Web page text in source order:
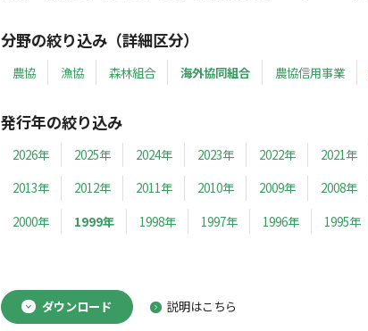
分野の絞り込み（詳細区分）
農協 漁協 森林組合 海外協同組合 農協信用事業
発行年の絞り込み
2026年 2025年 2024年 2023年 2022年 2021年
2013年
2012年 2011年 2010年 2009年 2008年
2000年
1999年 1998年 1997年 1996年 1995年
ダウンロード 説明はこちら